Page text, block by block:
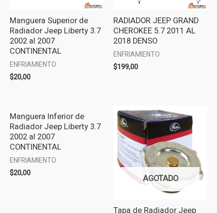
Manguera Superior de
Radiador Jeep Liberty 3.7
2002 al 2007
CONTINENTAL
ENFRIAMIENTO
$20,00
RADIADOR JEEP GRAND
CHEROKEE 5.7 2011 AL
2018 DENSO
ENFRIAMIENTO
$199,00
Manguera Inferior de
Radiador Jeep Liberty 3.7
2002 al 2007
CONTINENTAL
ENFRIAMIENTO
$20,00 AGOTADO
Tapa de Radiador Jeep